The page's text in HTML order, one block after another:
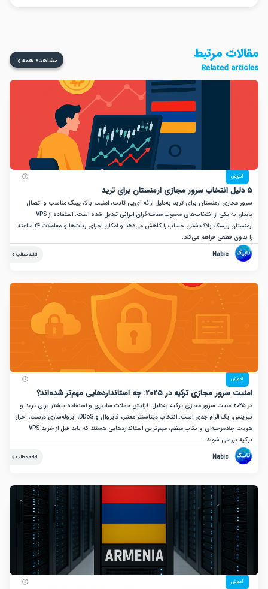
مرتبط
Related
مشاهده همه
ارمنستان برای ترید به‌دلیل ارائه آی‌پی ثابت، امنیت بالا، پینگ مناسب و اتصال
پایدار، به یکی از انتخاب‌های محبوب معامله‌گران ایرانی تبدیل شده است. استفاده از VPS
ارمنستان ریسک بلاک شدن حساب را کاهش می‌دهد و امکان اجرای ربات‌ها و معاملات ۲۴ ساعته
قطعی فراهم می‌کند.
Nabic
ترکیه در ۲۰۲۵: چه استانداردهایی مهم‌تر شده‌اند؟
در ۲۰۲۵ امنیت سرور مجازی ترکیه به‌دلیل افزایش حملات سایبری و استفاده بیشتر برای ترید و
بیزینس، یک الزام جدی است. انتخاب دیتاسنتر معتبر، فایروال و DDoS، ایزوله‌سازی درست، احراز
هویت چندمرحله‌ای و بکاپ منظم، مهم‌ترین استانداردهایی هستند که باید قبل از خرید VPS
شوند.
Nabic